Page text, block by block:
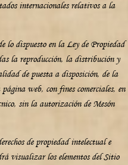
internacionales relativos a la
lo dispuesto en la Ley de Propiedad
la reproducción, la distribución y
de puesta a disposición, de la
web, con fines comerciales, en
sin la autorización de Mesón
de propiedad intelectual e
visualizar los elementos del Sitio